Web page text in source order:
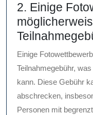
2. Einige
Einige
Teilnahmegebühr,
kann. Diese Gebühr
abschrecken,
Personen mit